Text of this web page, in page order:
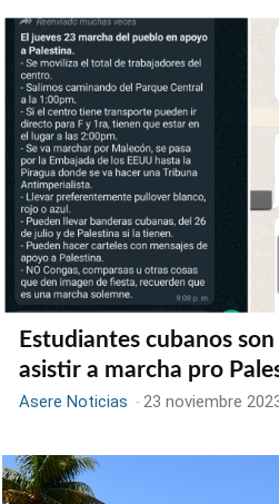
Estudiantes cubanos
asistir a marcha pro
Asere Noticias -23 noviembre